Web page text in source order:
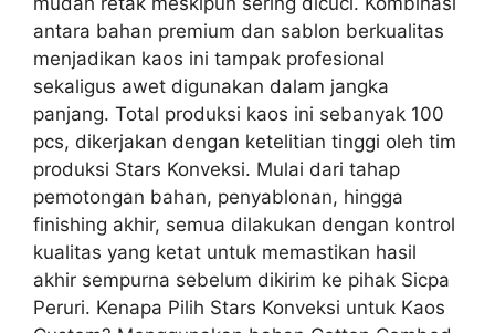
antara bahan premium dan sablon berkualitas
menjadikan kaos ini tampak profesional
sekaligus awet digunakan dalam jangka
panjang. Total produksi kaos ini sebanyak 100
pcs, dikerjakan dengan ketelitian tinggi oleh tim
produksi Stars Konveksi. Mulai dari tahap
pemotongan bahan, penyablonan, hingga
finishing akhir, semua dilakukan dengan kontrol
kualitas yang ketat untuk memastikan hasil
akhir sempurna sebelum dikirim ke pihak Sicpa
Peruri. Kenapa Pilih Stars Konveksi untuk Kaos